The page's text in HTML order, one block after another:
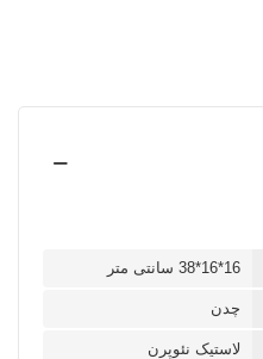
16*16*38 سانتی متر
چدن
لاستیک نئوپرن